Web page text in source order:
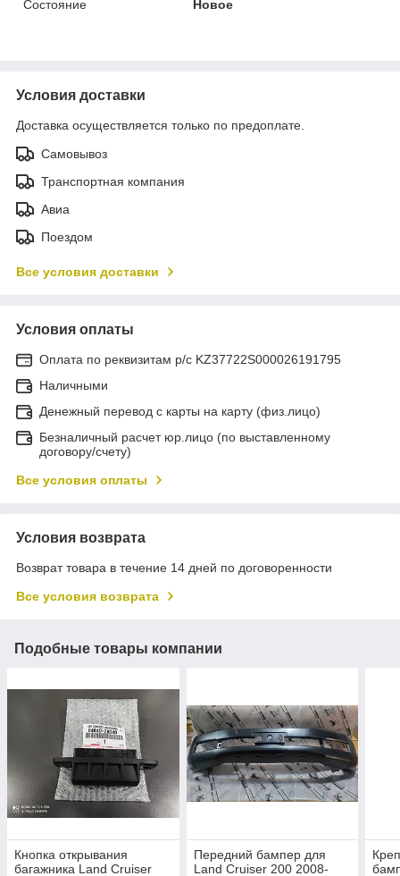
Состояние Новое
Условия доставки
Доставка осуществляется только по предоплате.
Самовывоз
Транспортная компания
Авиа
Поездом
Все условия доставки
Условия оплаты
Оплата по реквизитам р/с KZ37722S000026191795
Наличными
Денежный перевод с карты на карту (физ.лицо)
Безналичный расчет юр.лицо (по выставленному
договору/счету)
Все условия оплаты
Условия возврата
Возврат товара в течение 14 дней по договоренности
Все условия возврата
Подобные товары компании
Кнопка открывания
багажника Land Cruiser
Передний бампер для
Land Cruiser 200 2008-